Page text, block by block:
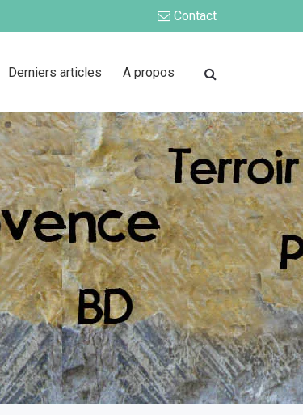
Contact
Derniers articles A propos